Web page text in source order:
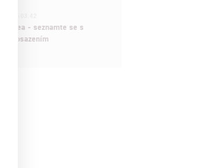
03:42
- seznamte se s
obsazením